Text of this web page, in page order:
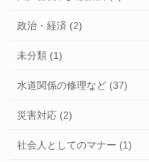
政治・経済 (2)
未分類 (1)
水道関係の修理など (37)
災害対応 (2)
社会人としてのマナー (1)